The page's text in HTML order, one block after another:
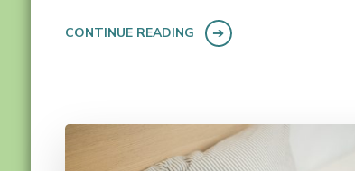
CONTINUE READING